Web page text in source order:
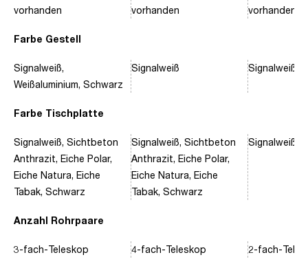
Farbe Gestell
Farbe Tischplatte
Anzahl Rohrpaare
vorhanden
Signalweiß,
Weißaluminium, Schwarz
Signalweiß, Sichtbeton
Anthrazit, Eiche Polar,
Eiche Natura, Eiche
Tabak, Schwarz
3-fach-Teleskop
vorhanden
Signalweiß
Signalweiß, Sichtbeton
Anthrazit, Eiche Polar,
Eiche Natura, Eiche
Tabak, Schwarz
4-fach-Teleskop
vorhanden
Signalweiß,
Signalweiß,
2-fach-